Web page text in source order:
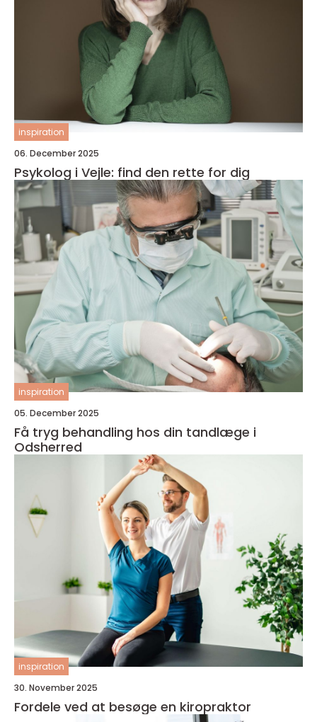
inspiration
06. December 2025
Psykolog i Vejle: find den rette for dig
inspiration
05. December 2025
Få tryg behandling hos din tandlæge i
Odsherred
inspiration
30. November 2025
Fordele ved at besøge en kiropraktor